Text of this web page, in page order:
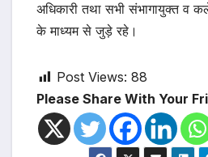
अधिकारी तथा सभी संभागायुक्त व
के माध्यम से जुड़े रहे।
Post Views: 88
Please Share With Your